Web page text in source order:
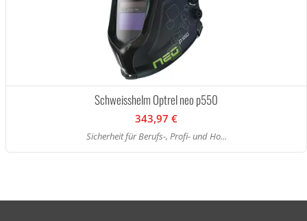
Schweisshelm Optrel neo p550
343,97 €
Sicherheit für Berufs-, Profi- und Ho...